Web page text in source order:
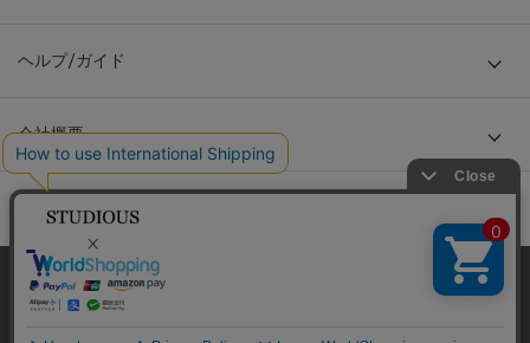
ヘルプ/ガイド
会社概要
当サイトはクッキー(cookie)を使用します。クッキーはサイト内
の一部の機能および、サイトの使用状況の分析からマーケティ